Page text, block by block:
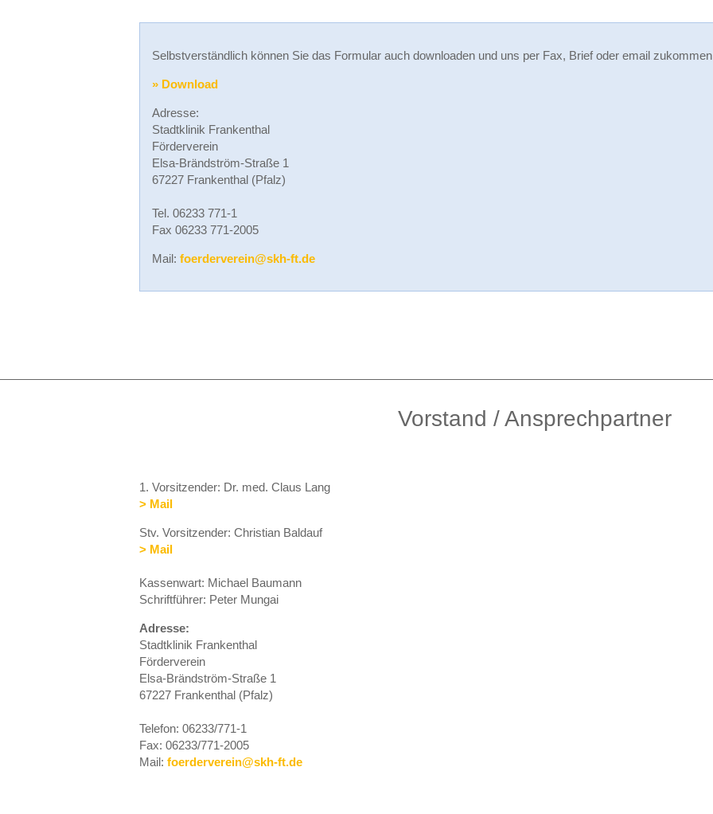
Selbstverständlich können Sie das Formular auch downloaden und uns per Fax, Brief oder email
» Download
Adresse:
Stadtklinik Frankenthal
Förderverein
Elsa-Brändström-Straße 1
67227 Frankenthal (Pfalz)
Tel. 06233 771-1
Fax 06233 771-2005
Mail: foerderverein@skh-ft.de
Vorstand / Ansprechpartner
1. Vorsitzender: Dr. med. Claus Lang
> Mail
Stv. Vorsitzender: Christian Baldauf
> Mail
Kassenwart: Michael Baumann
Schriftführer: Peter Mungai
Adresse:
Stadtklinik Frankenthal
Förderverein
Elsa-Brändström-Straße 1
67227 Frankenthal (Pfalz)
Telefon: 06233/771-1
Fax: 06233/771-2005
Mail: foerderverein@skh-ft.de